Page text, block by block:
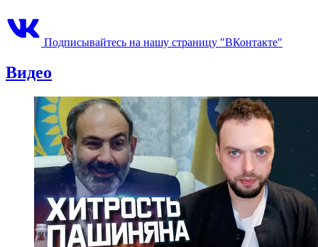
Подписывайтесь на нашу страницу "ВКонтакте"
Видео